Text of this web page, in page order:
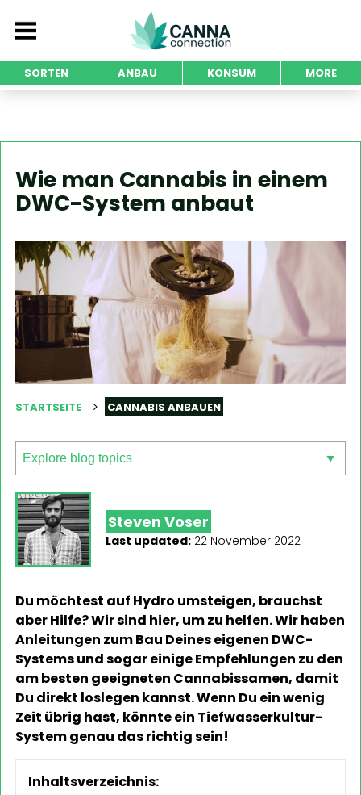
SORTEN ANBAU KONSUM MORE
Wie man Cannabis in einem
DWC-System anbaut
STARTSEITE CANNABIS ANBAUEN
Steven Voser
Last updated: 22 November 2022
Du möchtest auf Hydro umsteigen, brauchst
aber Hilfe? Wir sind hier, um zu helfen. Wir haben
Anleitungen zum Bau Deines eigenen DWC-
Systems und sogar einige Empfehlungen zu den
am besten geeigneten Cannabissamen, damit
Du direkt loslegen kannst. Wenn Du ein wenig
Zeit übrig hast, könnte ein Tiefwasserkultur-
System genau das richtig sein!
Inhaltsverzeichnis: